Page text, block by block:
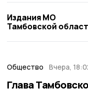
Издания МО
Тамбовской
Общество Вчера,
Глава